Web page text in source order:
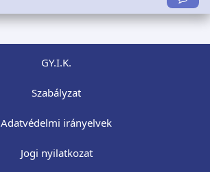
GY.I.K.
Szabályzat
Adatvédelmi irányelvek
Jogi nyilatkozat